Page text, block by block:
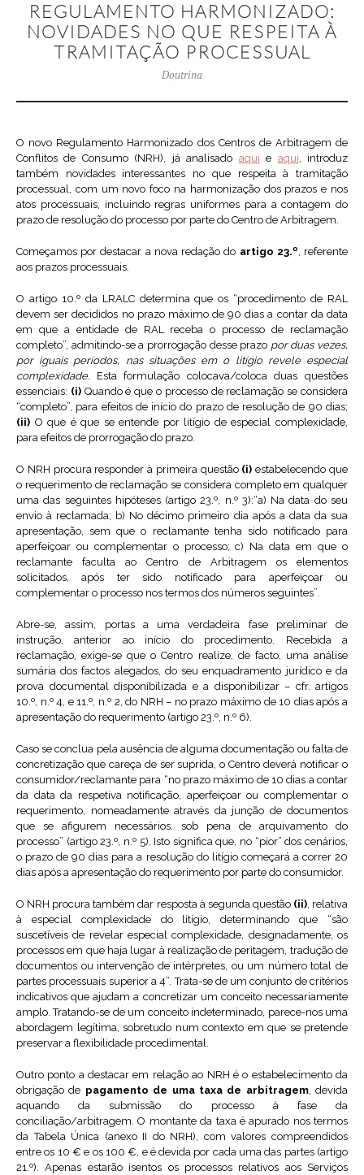
REGULAMENTO HARMONIZADO:
NOVIDADES NO QUE RESPEITA À
TRAMITAÇÃO PROCESSUAL
Doutrina
O novo Regulamento Harmonizado dos Centros de Arbitragem de
Conflitos de Consumo (NRH), já analisado aqui e aqui, introduz
também novidades interessantes no que respeita à tramitação
processual, com um novo foco na harmonização dos prazos e nos
atos processuais, incluindo regras uniformes para a contagem do
prazo de resolução do processo por parte do Centro de Arbitragem.
Começamos por destacar a nova redação do artigo 23.º, referente
aos prazos processuais.
O artigo 10.º da LRALC determina que os “procedimento de RAL
devem ser decididos no prazo máximo de 90 dias a contar da data
em que a entidade de RAL receba o processo de reclamação
completo”, admitindo-se a prorrogação desse prazo por duas vezes,
por iguais períodos, nas situações em o litígio revele especial
complexidade. Esta formulação colocava/coloca duas questões
essenciais: (i) Quando é que o processo de reclamação se considera
“completo”, para efeitos de início do prazo de resolução de 90 dias;
(ii) O que é que se entende por litígio de especial complexidade,
para efeitos de prorrogação do prazo.
O NRH procura responder à primeira questão (i)estabelecendo que
o requerimento de reclamação se considera completo em qualquer
uma das seguintes hipóteses (artigo 23.º, n.º 3):“a) Na data do seu
envio à reclamada; b) No décimo primeiro dia após a data da sua
apresentação, sem que o reclamante tenha sido notificado para
aperfeiçoar ou complementar o processo; c) Na data em que o
reclamante faculta ao Centro de Arbitragem os elementos
solicitados, após ter sido notificado para aperfeiçoar ou
complementar o processo nos termos dos números seguintes”.
Abre-se, assim, portas a uma verdadeira fase preliminar de
instrução, anterior ao início do procedimento. Recebida a
reclamação, exige-se que o Centro realize, de facto, uma análise
sumária dos factos alegados, do seu enquadramento jurídico e da
prova documental disponibilizada e a disponibilizar – cfr. artigos
10.º, n.º 4, e 11.º, n.º 2, do NRH – no prazo máximo de 10 dias após a
apresentação do requerimento (artigo 23.º, n.º 6).
Caso se conclua pela ausência de alguma documentação ou falta de
concretização que careça de ser suprida, o Centro deverá notificar o
consumidor/reclamante para “no prazo máximo de 10 dias a contar
da data da respetiva notificação, aperfeiçoar ou complementar o
requerimento, nomeadamente através da junção de documentos
que se afigurem necessários, sob pena de arquivamento do
processo” (artigo 23.º, n.º 5). Isto significa que, no “pior” dos cenários,
o prazo de 90 dias para a resolução do litígio começará a correr 20
dias após a apresentação do requerimento por parte do consumidor.
O NRH procura também dar resposta à segunda questão (ii), relativa
à especial complexidade do litígio, determinando que “são
suscetíveis de revelar especial complexidade, designadamente, os
processos em que haja lugar à realização de peritagem, tradução de
documentos ou intervenção de intérpretes, ou um número total de
partes processuais superior a 4”. Trata-se de um conjunto de critérios
indicativos que ajudam a concretizar um conceito necessariamente
amplo. Tratando-se de um conceito indeterminado, parece-nos uma
abordagem legítima, sobretudo num contexto em que se pretende
preservar a flexibilidade procedimental.
Outro ponto a destacar em relação ao NRH é o estabelecimento da
obrigação de pagamento de uma taxa de arbitragem, devida
aquando da submissão do processo à fase da
conciliação/arbitragem. O montante da taxa é apurado nos termos
da Tabela Única (anexo II do NRH), com valores compreendidos
entre os 10 € e os 100 €, e é devida por cada uma das partes (artigo
21.º). Apenas estarão isentos os processos relativos aos Serviços